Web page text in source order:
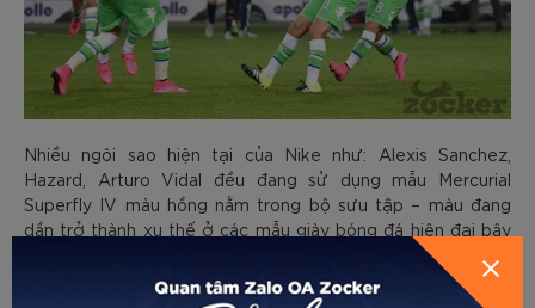
Nhiều ngôi sao hiện tại của Nike như: Alexis Sanchez,
Hazard, Arturo Vidal đều đang sử dụng mẫu Mercurial
Superfly IV màu hồng nằm trong bộ sưu tập – màu đang
dần trở thành xu thế ở các mẫu giày bóng đá hiện đại bây
Gửi email In trang